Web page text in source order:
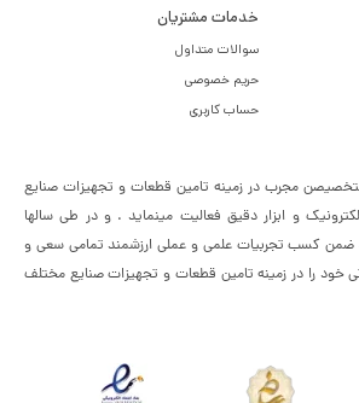
خدمات مشتریان
سوالات متداول
حریم خصوصی
حساب کاربری
مجرب در زمینه تامین قطعات و تجهیزات صنایع
و ابزار دقیق فعالیت مینماید . و در طی سالها
ضمن کسب تجربیات علمی و عملی ارزشمند تمامی سعی و
خود را در زمینه تامین قطعات و تجهیزات صنایع مختلف